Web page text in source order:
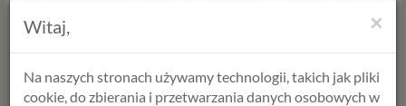
Kiedy wchodzimy w nowy związek z
niezagojonymi ranami, ryzykujemy przeniesienie
tego bólu na aktualną relację, co może prowadzić
do dalszego cierpienia.
×
Witaj,
Na naszych stronach używamy technologii, takich jak pliki
cookie, do zbierania i przetwarzania danych osobowych w